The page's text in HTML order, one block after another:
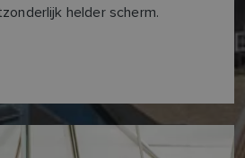
helder scherm.